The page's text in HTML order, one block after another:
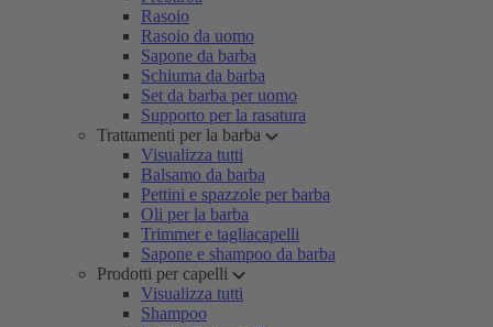
Rasoio
Rasoio da uomo
Sapone da barba
Schiuma da barba
Set da barba per uomo
Supporto per la rasatura
Trattamenti per la barba
Visualizza tutti
Balsamo da barba
Pettini e spazzole per barba
Oli per la barba
Trimmer e tagliacapelli
Sapone e shampoo da barba
Prodotti per capelli
Visualizza tutti
Shampoo